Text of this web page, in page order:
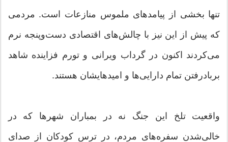
تنها بخشی از پیامدهای ملموس منازعات است. مردمی
که پیش از این نیز با چالش‌های اقتصادی دست‌وپنجه نرم
می‌کردند اکنون در گرداب ویرانی و تورم فزاینده شاهد
بربادرفتن تمام دارایی‌ها و امیدهایشان هستند.
واقعیت تلخ این جنگ نه در بمباران شهرها که در
خالی‌شدن سفره‌های مردم، در ترس کودکان از صدای